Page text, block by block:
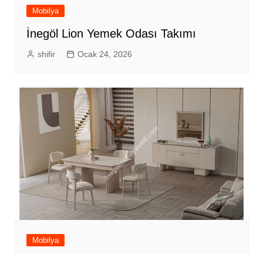
Mobilya
İnegöl Lion Yemek Odası Takımı
shifir Ocak 24, 2026
Mobilya